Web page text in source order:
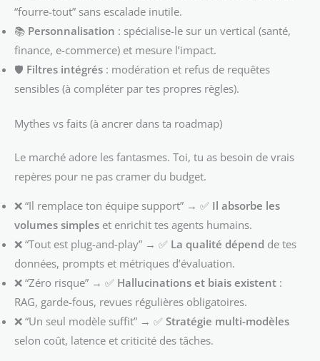
“fourre-tout” sans escalade inutile.
📚 Personnalisation : spécialise-le sur un vertical (santé,
finance, e-commerce) et mesure l’impact.
🛡️ Filtres intégrés : modération et refus de requêtes
sensibles (à compléter par tes propres règles).
Mythes vs faits (à ancrer dans ta roadmap)
Le marché adore les fantasmes. Toi, tu as besoin de vrais
repères pour ne pas cramer du budget.
❌ “Il remplace ton équipe support” → ✅ Il absorbe les
volumes simples et enrichit tes agents humains.
❌ “Tout est plug-and-play” → ✅ La qualité dépend de tes
données, prompts et métriques d’évaluation.
❌ “Zéro risque” → ✅ Hallucinations et biais existent :
RAG, garde-fous, revues régulières obligatoires.
❌ “Un seul modèle suffit” → ✅ Stratégie multi-modèles
selon coût, latence et criticité des tâches.